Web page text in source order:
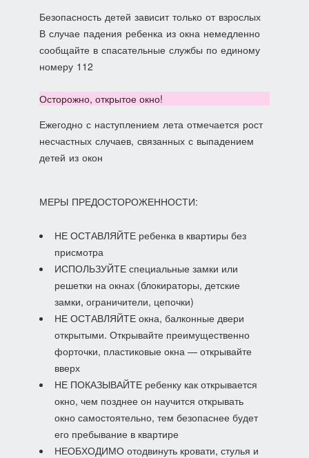
Безопасность детей зависит только от взрослых
В случае падения ребенка из окна немедленно
сообщайте в спасательные службы по единому
номеру 112
Осторожно, открытое окно!
Ежегодно с наступлением лета отмечается рост
несчастных случаев, связанных с выпадением
детей из окон
МЕРЫ ПРЕДОСТОРОЖЕННОСТИ:
НЕ ОСТАВЛЯЙТЕ ребенка в квартиры без
присмотра
ИСПОЛЬЗУЙТЕ специальные замки или
решетки на окнах (блокираторы, детские
замки, ограничители, цепочки)
НЕ ОСТАВЛЯЙТЕ окна, балконные двери
открытыми. Открывайте преимущественно
форточки, пластиковые окна — открывайте
вверх
НЕ ПОКАЗЫВАЙТЕ ребенку как открывается
окно, чем позднее он научится открывать
окно самостоятельно, тем безопаснее будет
его пребывание в квартире
НЕОБХОДИМО отодвинуть кровати, стулья и